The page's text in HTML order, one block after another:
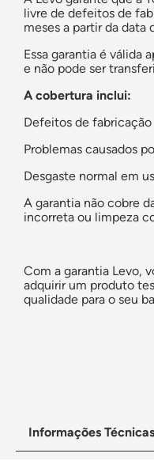
livre de defeitos de
meses a partir da data
Essa garantia é válida
e não pode ser
A cobertura inclui:
Defeitos de fabricação
Problemas causados
Desgaste normal em
A garantia não cobre
incorreta ou limpeza
Com a garantia Levo,
adquirir um produto
qualidade para o seu
Informações Técnicas